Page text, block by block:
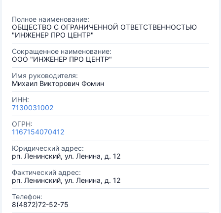
Полное наименование:
ОБЩЕСТВО С ОГРАНИЧЕННОЙ ОТВЕТСТВЕННОСТЬЮ
"ИНЖЕНЕР ПРО ЦЕНТР"
Сокращенное наименование:
ООО "ИНЖЕНЕР ПРО ЦЕНТР"
Имя руководителя:
Михаил Викторович Фомин
ИНН:
7130031002
ОГРН:
1167154070412
Юридический адрес:
рп. Ленинский, ул. Ленина, д. 12
Фактический адрес:
рп. Ленинский, ул. Ленина, д. 12
Телефон:
8(4872)72-52-75